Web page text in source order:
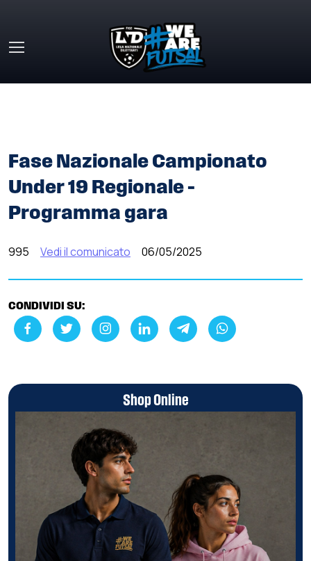
Fase Nazionale Campionato
Under 19 Regionale –
Programma gara
995 Vedi il comunicato 06/05/2025
CONDIVIDI SU:
Shop Online